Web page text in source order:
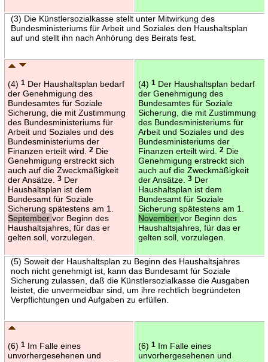
(3) Die Künstlersozialkasse stellt unter Mitwirkung des
Bundesministeriums für Arbeit und Soziales den Haushaltsplan
auf und stellt ihn nach Anhörung des Beirats fest.
(4) 1Der Haushaltsplan bedarf
der Genehmigung des
Bundesamtes für Soziale
Sicherung, die mit Zustimmung
des Bundesministeriums für
Arbeit und Soziales und des
Bundesministeriums der
Finanzen erteilt wird.
2Die
Genehmigung erstreckt sich
auch auf die Zweckmäßigkeit
der Ansätze.
3Der
Haushaltsplan ist dem
Bundesamt für Soziale
Sicherung spätestens am 1.
September vor Beginn des
Haushaltsjahres, für das er
gelten soll, vorzulegen.
(4) 1Der Haushaltsplan bedarf
der Genehmigung des
Bundesamtes für Soziale
Sicherung, die mit Zustimmung
des Bundesministeriums für
Arbeit und Soziales und des
Bundesministeriums der
Finanzen erteilt wird.
2Die
Genehmigung erstreckt sich
auch auf die Zweckmäßigkeit
der Ansätze.
3Der
Haushaltsplan ist dem
Bundesamt für Soziale
Sicherung spätestens am 1.
November vor Beginn des
Haushaltsjahres, für das er
gelten soll, vorzulegen.
(5) Soweit der Haushaltsplan zu Beginn des Haushaltsjahres
noch nicht genehmigt ist, kann das Bundesamt für Soziale
Sicherung zulassen, daß die Künstlersozialkasse die Ausgaben
leistet, die unvermeidbar sind, um ihre rechtlich begründeten
Verpflichtungen und Aufgaben zu erfüllen.
(6) 1Im Falle eines
unvorhergesehenen und
(6) 1Im Falle eines
unvorhergesehenen und